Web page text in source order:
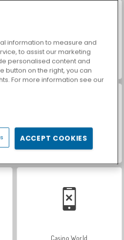
Hidden Object: Street of Secrets
Casino World
information to measure and
to assist our marketing
personalised content and
button on the right, you can
For more information see our
ACCEPT COOKIES